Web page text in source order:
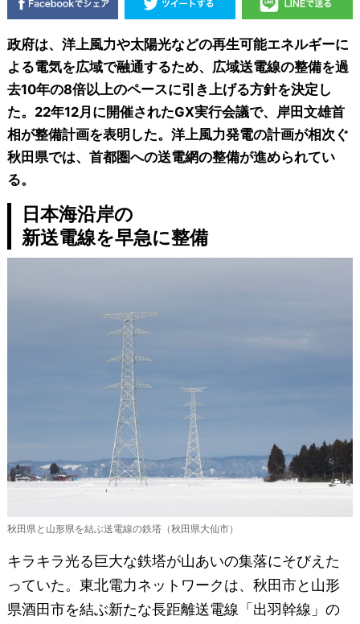
政府は、洋上風力や太陽光などの再生可能エネルギーに
よる電気を広域で融通するため、広域送電線の整備を過
去10年の8倍以上のペースに引き上げる方針を決定し
た。22年12月に開催されたGX実行会議で、岸田文雄首
相が整備計画を表明した。洋上風力発電の計画が相次ぐ
秋田県では、首都圏への送電網の整備が進められてい
る。
日本海沿岸の
新送電線を早急に整備
秋田県と山形県を結ぶ送電線の鉄塔（秋田県大仙市）
キラキラ光る巨大な鉄塔が山あいの集落にそびえた
っていた。東北電力ネットワークは、秋田市と山形
県酒田市を結ぶ新たな長距離送電線「出羽幹線」の